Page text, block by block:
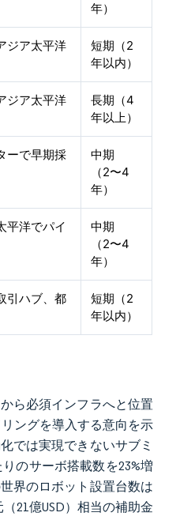
年）
ジア太平洋
短期（2
年以内）
ジア太平洋
長期（4
年以上）
ーで早期採
中期
（2〜4
年）
平洋でパイ
中期
（2〜4
年）
引ハブ、都
短期（2
年以内）
ら必須インフラへと位置
ングを導入する意向を示
では実現できないサブミ
のサーボ搭載数を23%増
界のロボット設置台数は
21億USD）相当の補助金